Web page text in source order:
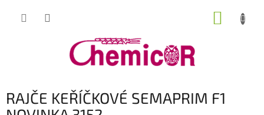
RAJČE KEŘÍČKOVÉ SEMAPRIM F1